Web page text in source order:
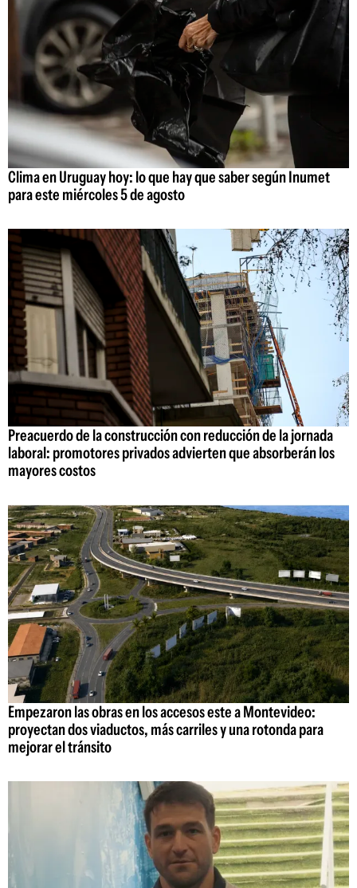
Clima en Uruguay hoy: lo que hay que saber según Inumet
para este miércoles 5 de agosto
Preacuerdo de la construcción con reducción de la jornada
laboral: promotores privados advierten que absorberán los
mayores costos
Empezaron las obras en los accesos este a Montevideo:
proyectan dos viaductos, más carriles y una rotonda para
mejorar el tránsito